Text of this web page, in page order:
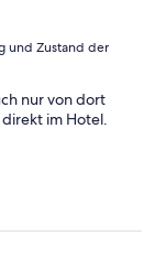
und Zustand der
nur von dort
im Hotel.